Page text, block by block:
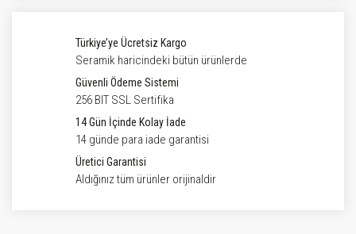
Türkiye’ye Ücretsiz Kargo
Seramik haricindeki bütün ürünlerde
Güvenli Ödeme Sistemi
256 BIT SSL Sertifika
14 Gün İçinde Kolay İade
14 günde para iade garantisi
Üretici Garantisi
Aldığınız tüm ürünler orijinaldir